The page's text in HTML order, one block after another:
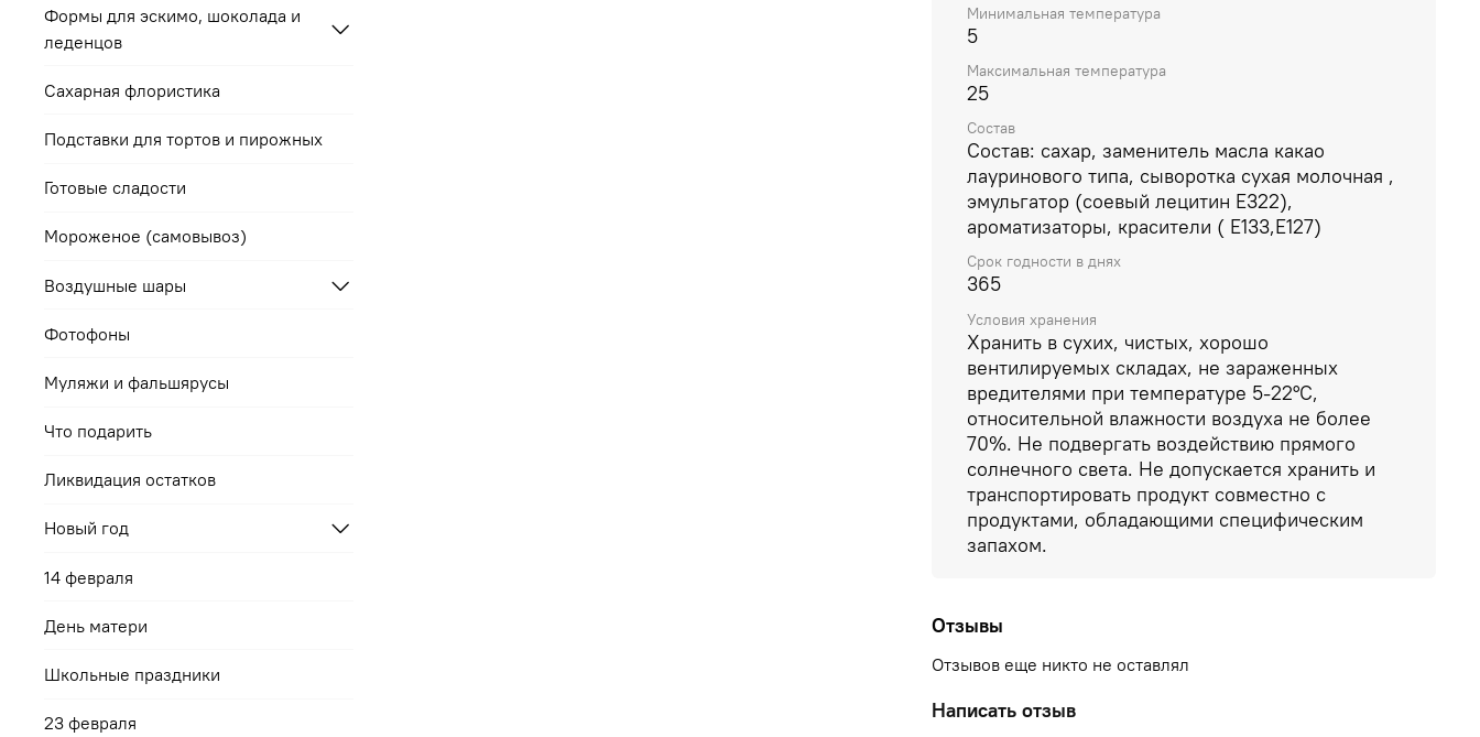
Минимальная температура
5
Максимальная температура
25
Состав
Состав: сахар, заменитель масла какао
лауринового типа, сыворотка сухая молочная ,
эмульгатор (соевый лецитин Е322),
ароматизаторы, красители ( Е133,Е127)
Срок годности в днях
365
Условия хранения
Хранить в сухих, чистых, хорошо
вентилируемых складах, не зараженных
вредителями при температуре 5-22°C,
относительной влажности воздуха не более
70%. Не подвергать воздействию прямого
солнечного света. Не допускается хранить и
транспортировать продукт совместно с
продуктами, обладающими специфическим
запахом.
Отзывы
Отзывов еще никто не оставлял
Написать отзыв
Формы для эскимо, шоколада и
леденцов
Сахарная флористика
Подставки для тортов и пирожных
Готовые сладости
Мороженое (самовывоз)
Воздушные шары
Фотофоны
Муляжи и фальшярусы
Что подарить
Ликвидация остатков
Новый год
14 февраля
День матери
Школьные праздники
23 февраля